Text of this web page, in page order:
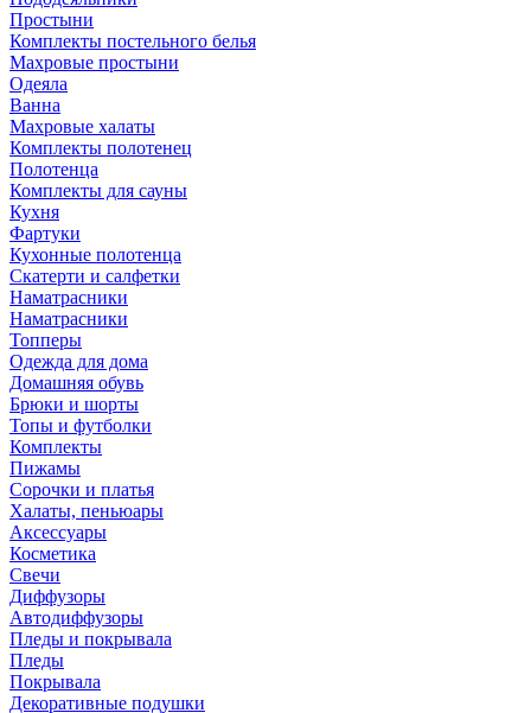
Простыни
Комплекты постельного белья
Махровые простыни
Одеяла
Ванна
Махровые халаты
Комплекты полотенец
Полотенца
Комплекты для сауны
Кухня
Фартуки
Кухонные полотенца
Скатерти и салфетки
Наматрасники
Наматрасники
Топперы
Одежда для дома
Домашняя обувь
Брюки и шорты
Топы и футболки
Комплекты
Пижамы
Сорочки и платья
Халаты, пеньюары
Аксессуары
Косметика
Свечи
Диффузоры
Автодиффузоры
Пледы и покрывала
Пледы
Покрывала
Декоративные подушки